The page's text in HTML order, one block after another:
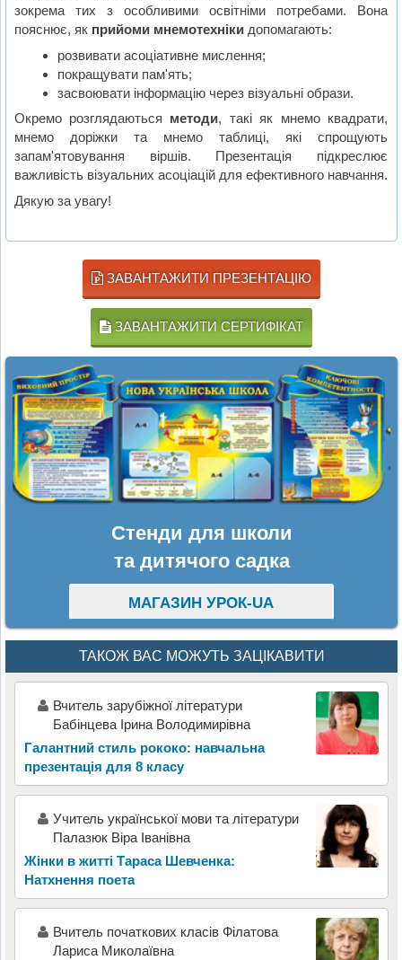
зокрема тих з особливими освітніми потребами. Вона
пояснює, як прийоми мнемотехніки допомагають:
розвивати асоціативне мислення;
покращувати пам'ять;
засвоювати інформацію через візуальні образи.
Окремо розглядаються методи, такі як мнемо квадрати,
мнемо доріжки та мнемо таблиці, які спрощують
запам'ятовування віршів. Презентація підкреслює
важливість візуальних асоціацій для ефективного навчання.
Дякую за увагу!
ЗАВАНТАЖИТИ ПРЕЗЕНТАЦІЮ
ЗАВАНТАЖИТИ СЕРТИФІКАТ
Стенди для школи
та дитячого садка
МАГАЗИН УРОК-UA
ТАКОЖ ВАС МОЖУТЬ ЗАЦІКАВИТИ
Вчитель зарубіжної літератури
Бабінцева Ірина Володимирівна
Галантний стиль рококо: навчальна
презентація для 8 класу
Учитель української мови та літератури
Палазюк Віра Іванівна
Жінки в житті Тараса Шевченка:
Натхнення поета
Вчитель початкових класів Філатова
Лариса Миколаївна